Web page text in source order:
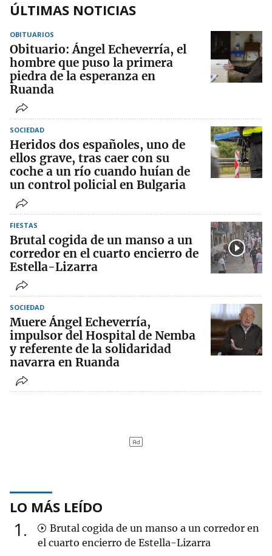
ÚLTIMAS NOTICIAS
OBITUARIOS
Obituario: Ángel Echeverría, el
hombre que puso la primera
piedra de la esperanza en
Ruanda
SOCIEDAD
Heridos dos españoles, uno de
ellos grave, tras caer con su
coche a un río cuando huían de
un control policial en Bulgaria
FIESTAS
Brutal cogida de un manso a un
corredor en el cuarto encierro de
Estella-Lizarra
SOCIEDAD
Muere Ángel Echeverría,
impulsor del Hospital de Nemba
y referente de la solidaridad
navarra en Ruanda
LO MÁS LEÍDO
1
Brutal cogida de un manso a un corredor en
el cuarto encierro de Estella-Lizarra